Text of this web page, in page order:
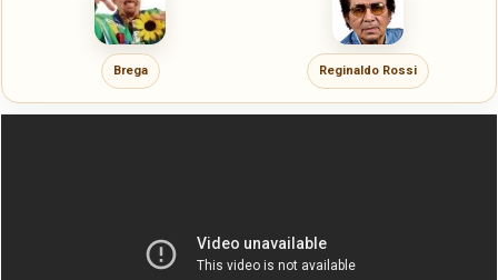
Brega Reginaldo Rossi